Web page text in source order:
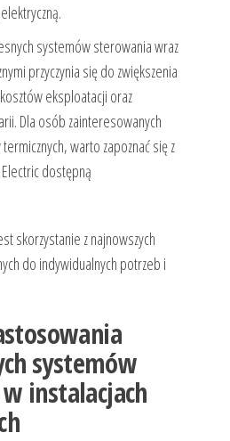
systemów sterowania wraz
przyczynia się do zwiększenia
eksploatacji oraz
Dla osób zainteresowanych
warto zapoznać się z
dostępną
skorzystanie z najnowszych
do indywidualnych potrzeb i
systemów
instalacjach